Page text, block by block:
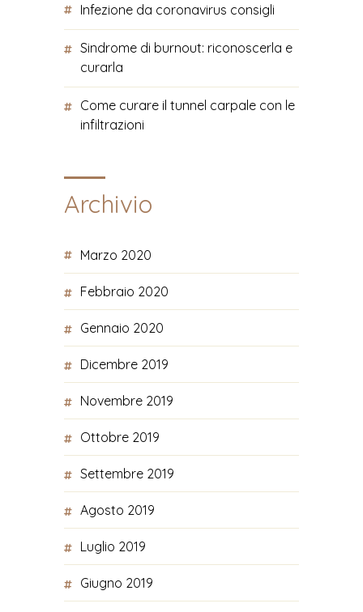
Infezione da coronavirus consigli
Sindrome di burnout: riconoscerla e
curarla
Come curare il tunnel carpale con le
infiltrazioni
Archivio
Marzo 2020
Febbraio 2020
Gennaio 2020
Dicembre 2019
Novembre 2019
Ottobre 2019
Settembre 2019
Agosto 2019
Luglio 2019
Giugno 2019